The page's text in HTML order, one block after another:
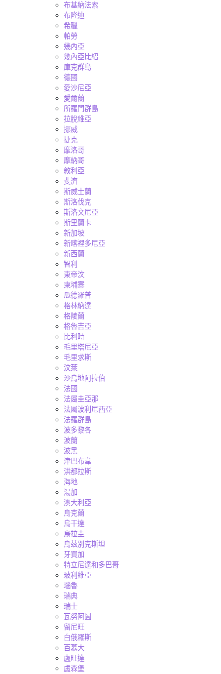
布基納法索
布隆迪
希臘
帕勞
幾內亞
幾內亞比紹
庫克群島
德國
愛沙尼亞
愛爾蘭
所羅門群島
拉脫維亞
挪威
捷克
摩洛哥
摩納哥
敘利亞
斐濟
斯威士蘭
斯洛伐克
斯洛文尼亞
斯里蘭卡
新加坡
新喀裡多尼亞
新西蘭
智利
東帝汶
柬埔寨
瓜德羅普
格林納達
格陵蘭
格魯吉亞
比利時
毛里塔尼亞
毛里求斯
汶萊
沙烏地阿拉伯
法國
法屬圭亞那
法屬波利尼西亞
法羅群島
波多黎各
波蘭
波黑
津巴布韋
洪都拉斯
海地
湯加
澳大利亞
烏克蘭
烏干達
烏拉圭
烏茲別克斯坦
牙買加
特立尼達和多巴哥
玻利維亞
瑙魯
瑞典
瑞士
瓦努阿圖
留尼旺
白俄羅斯
百慕大
盧旺達
盧森堡